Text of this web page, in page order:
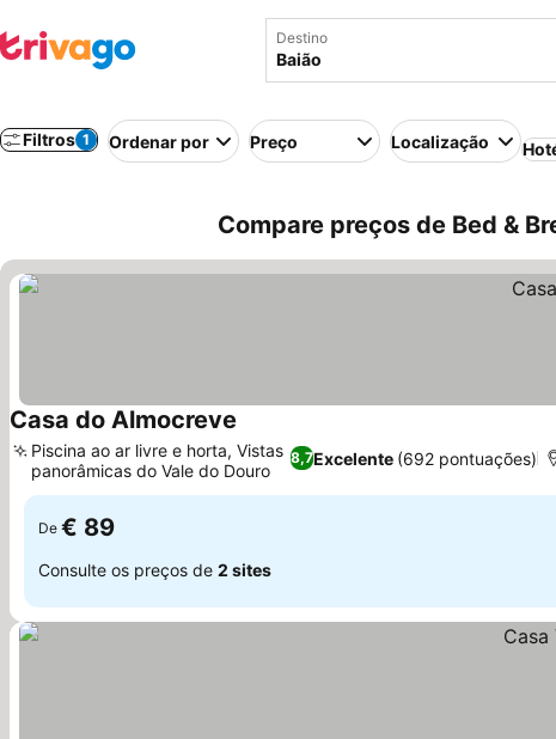
Destino
Filtros 1 Ordenar por Preço Localização
Compare preços de Bed &
Casa do Almocreve
8,7Excelente (692 pontuações)
Piscina ao ar livre e horta, Vistas
panorâmicas do Vale do Douro
De € 89
Consulte os preços de 2 sites